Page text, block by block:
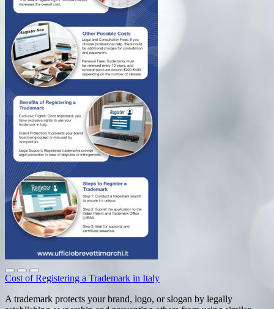
Cost of Registering a Trademark in Italy
A trademark protects your brand, logo, or slogan by legally